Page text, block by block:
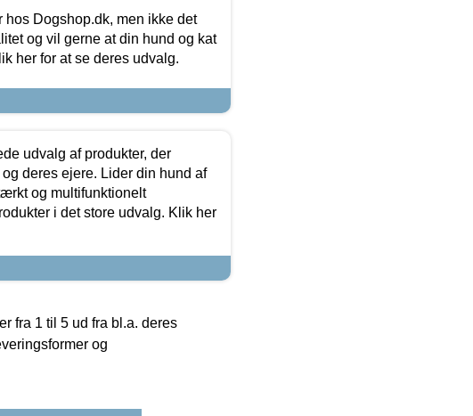
Dogshop.dk, men ikke det
og vil gerne at din hund og kat
her for at se deres udvalg.
udvalg af produkter, der
deres ejere. Lider din hund af
og multifunktionelt
i det store udvalg. Klik her
fra 1 til 5 ud fra bl.a. deres
og